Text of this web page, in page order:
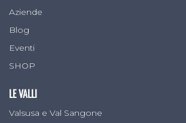
Aziende
Blog
Eventi
SHOP
LE VALLI
Valsusa e Val Sangone